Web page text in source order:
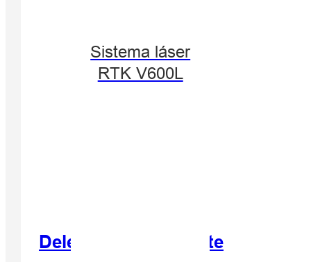
Sistema láser
RTK V600L
Delegación de carreteras y